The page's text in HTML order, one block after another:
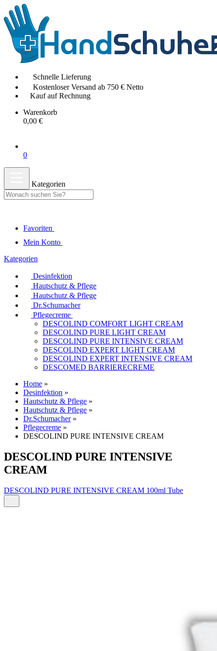
Schnelle Lieferung
Kostenloser Versand ab 750 € Netto
Kauf auf Rechnung
Warenkorb
0,00 €
0
Kategorien
Favoriten
Mein Konto
Kategorien
Desinfektion
Hautschutz & Pflege
Hautschutz & Pflege
Dr.Schumacher
Pflegecreme
DESCOLIND COMFORT LIGHT CREAM
DESCOLIND PURE LIGHT CREAM
DESCOLIND PURE INTENSIVE CREAM
DESCOLIND EXPERT LIGHT CREAM
DESCOLIND EXPERT INTENSIVE CREAM
DESCOMED BARRIERECREME
Home »
Desinfektion »
Hautschutz & Pflege »
Hautschutz & Pflege »
Dr.Schumacher »
Pflegecreme »
DESCOLIND PURE INTENSIVE CREAM
DESCOLIND PURE INTENSIVE
CREAM
DESCOLIND PURE INTENSIVE CREAM 100ml Tube